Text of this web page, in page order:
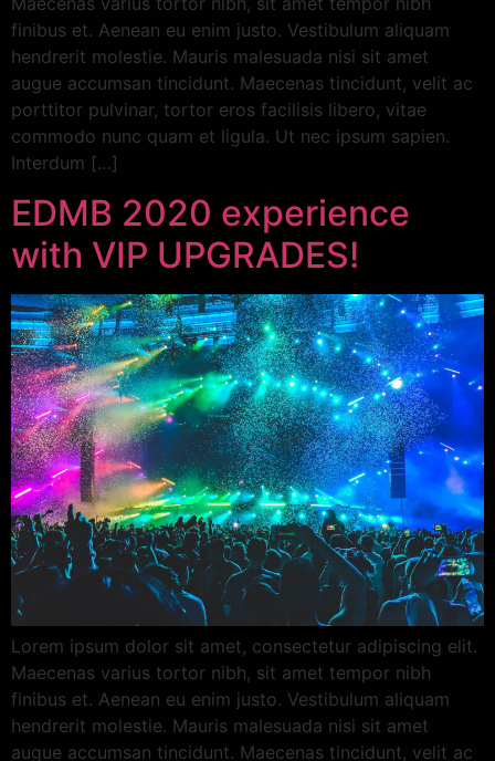
finibus et. Aenean eu enim justo. Vestibulum aliquam
hendrerit molestie. Mauris malesuada nisi sit amet
augue accumsan tincidunt. Maecenas tincidunt, velit ac
porttitor pulvinar, tortor eros facilisis libero, vitae
commodo nunc quam et ligula. Ut nec ipsum sapien.
Interdum […]
EDMB 2020 experience
with VIP UPGRADES!
Lorem ipsum dolor sit amet, consectetur adipiscing elit.
Maecenas varius tortor nibh, sit amet tempor nibh
finibus et. Aenean eu enim justo. Vestibulum aliquam
hendrerit molestie. Mauris malesuada nisi sit amet
augue accumsan tincidunt. Maecenas tincidunt, velit ac